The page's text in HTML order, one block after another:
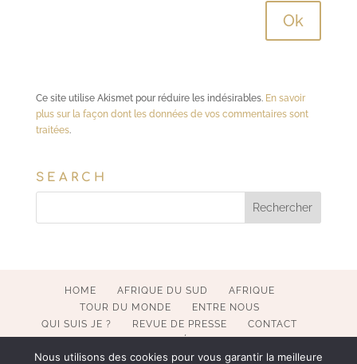
Ce site utilise Akismet pour réduire les indésirables. En savoir
plus sur la façon dont les données de vos commentaires sont
traitées.
SEARCH
HOME AFRIQUE DU SUD
AFRIQUE
TOUR DU MONDE
ENTRE NOUS
QUI SUIS JE ?
REVUE DE PRESSE
CONTACT
Nous utilisons des cookies pour vous garantir la meilleure